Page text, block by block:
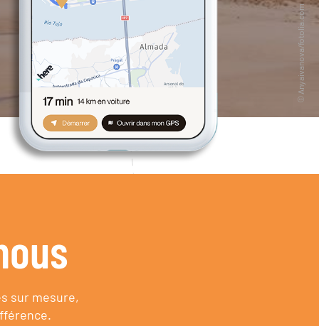
sur mesure,